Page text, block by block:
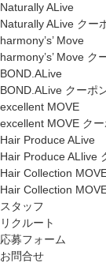
Naturally ALive
Naturally ALive クー
harmony’s’ Move
harmony’s’ Move ク
BOND.ALive
BOND.ALive クーポ
excellent MOVE
excellent MOVE ク
Hair Produce ALive
Hair Produce ALlive
Hair Collection
Hair Collection
スタッフ
リクルート
応募フォーム
お問合せ